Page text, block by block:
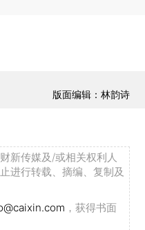
版面编辑：林韵诗
新传媒及/或相关权利人
进行转载、摘编、复制及
，获得书面